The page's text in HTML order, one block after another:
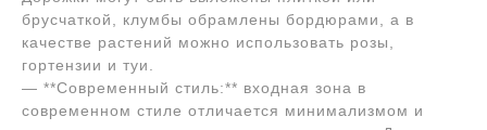
брусчаткой, клумбы обрамлены бордюрами, а в
качестве растений можно использовать розы,
гортензии и туи.
— **Современный стиль:** входная зона в
современном стиле отличается минимализмом и